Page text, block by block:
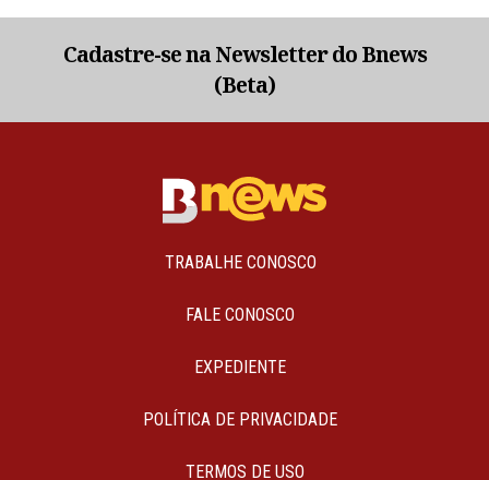
Cadastre-se na Newsletter do Bnews
(Beta)
TRABALHE CONOSCO
FALE CONOSCO
EXPEDIENTE
POLÍTICA DE PRIVACIDADE
TERMOS DE USO